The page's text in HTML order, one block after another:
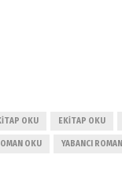
OKU EKITAP OKU
OKU YABANCI ROMAN